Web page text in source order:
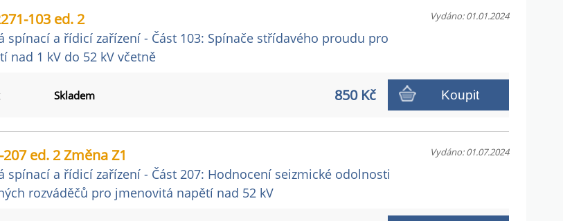
103 ed. 2
spínací a řídicí zařízení - Část 103: Spínače střídavého proudu pro
nad 1 kV do 52 kV včetně
Vydáno: 01.01.2024
Skladem 850 Kč Koupit
ed. 2 Změna Z1
spínací a řídicí zařízení - Část 207: Hodnocení seizmické odolnosti
rozváděčů pro jmenovitá napětí nad 52 kV
Vydáno: 01.07.2024